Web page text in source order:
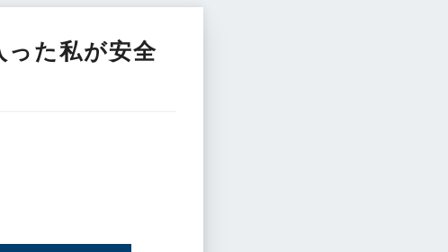
った私が安全